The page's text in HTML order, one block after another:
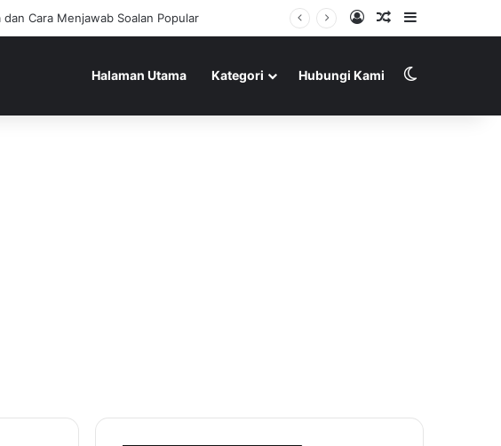
Log InRandom Article
Sidebar
Halaman Utama Kategori Hubungi Kami